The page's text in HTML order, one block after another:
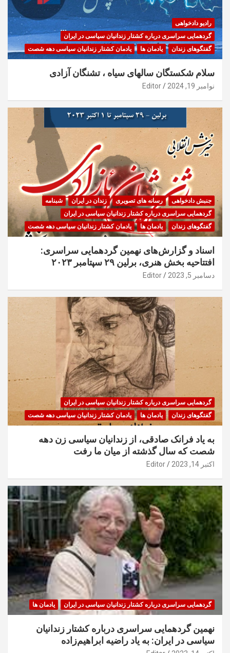
رادیو دادخواهی
گردهمایی سراسری درباره کشتار زندانیان سیاسی در ایران
گفتگوهای زندان
یادمان ها یادمان کشتار زندانیان سیاسی دهه شصت
سلام شکستگان سالهای سیاه ، تشنگان آزادی
نوامبر 19, 2024 Editor
جنبش دادخواهی رسانه های تصویری زندان در ایران
شبنامه
گردهمایی سراسری درباره کشتار زندانیان سیاسی در ایران
گفتگوهای زندان
یادمان ها یادمان کشتار زندانیان سیاسی دهه شصت
اسناد و گزارش‌های نهمین گردهمایی سراسری:
افتتاحیه بخش هنری، برلین ۲۹ سپتامبر ۲۰۲۳
دسامبر 5, 2023 Editor
گردهمایی سراسری درباره کشتار زندانیان سیاسی در ایران
گفتگوهای زندان
یادمان ها یادمان کشتار زندانیان سیاسی دهه شصت
به یاد فرانک صادقی، از زندانیان سیاسی زن دهه
شصت که سال گذشته از میان ما رفت
اکتبر 14, 2023 Editor
گردهمایی سراسری درباره کشتار زندانیان سیاسی در ایران یادمان ها
نهمین گردهمایی سراسری درباره کشتار زندانیان
سیاسی در ایران: به یاد راضیه ابراهیم‌زاده